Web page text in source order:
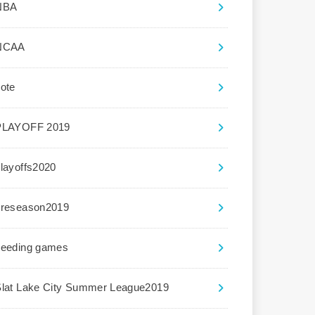
2019
games
Lake City Summer League2019